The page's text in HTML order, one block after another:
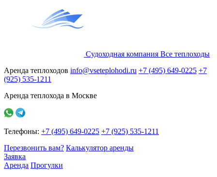
Судоходная компания Все теплоходы
Аренда теплоходов info@vseteplohodi.ru +7 (495) 649-0225 +7
(925) 535-1211
Аренда теплохода в Москве
Телефоны: +7 (495) 649-0225 +7 (925) 535-1211
Перезвонить вам? Калькулятор аренды
Заявка
Аренда Прогулки